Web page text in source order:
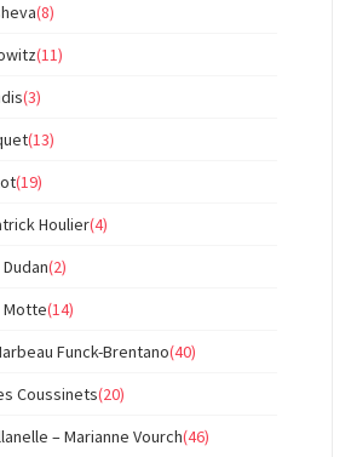
(8)
(11)
(3)
(13)
(19)
Houlier(4)
(2)
Motte(14)
Funck-Brentano(40)
Coussinets(20)
– Marianne Vourch(46)